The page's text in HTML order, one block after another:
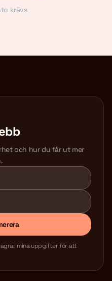
krävs
och hur du får ut mer
mina uppgifter för att